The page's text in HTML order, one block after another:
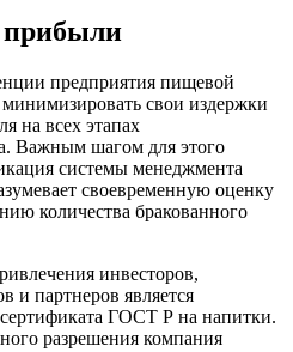
прибыли
предприятия пищевой
свои издержки
на всех этапах
Важным шагом для этого
системы менеджмента
своевременную оценку
количества бракованного
инвесторов,
и партнеров является
ГОСТ Р на напитки.
разрешения компания